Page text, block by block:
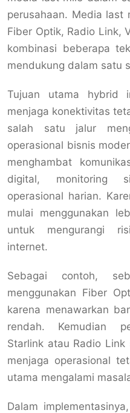
perusahaan. Media
Fiber Optik, Radio Link,
kombinasi beberapa
mendukung dalam satu
Tujuan utama hybrid
menjaga konektivitas
salah satu jalur
operasional bisnis
menghambat
digital, monitoring
operasional harian.
mulai menggunakan
untuk mengurangi
internet.
Sebagai contoh,
menggunakan Fiber
karena menawarkan
rendah. Kemudian
Starlink atau Radio
menjaga operasional
utama mengalami
Dalam